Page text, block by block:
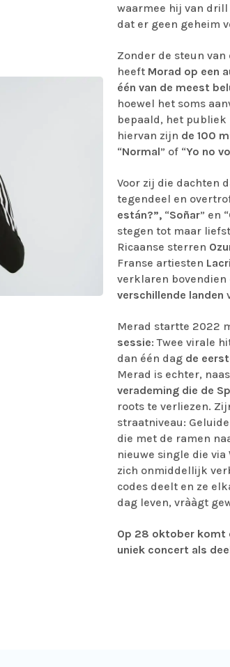
waarmee hij van
dat er geen geheim
Zonder de steun
heeft Morad op een
één van de meest
hoewel het soms
bepaald, het publiek
hiervan zijn de 100
“Normal” of “Yo no
Voor zij die dachten
tegendeel en
están?”,“Soñar” en “
stegen tot maar liefst
Ricaanse sterren
Franse artiesten
verklaren bovendien
verschillende landen
Merad startte 2022
sessie: Twee virale
dan één dagde
Merad is echter,
verademing die de
roots te verliezen.
straatniveau:
die met de ramen
nieuwe single die
zich onmiddellijk
codes deelt en ze
dag leven, vrààgt
Op 28 oktober komt
uniek concert als